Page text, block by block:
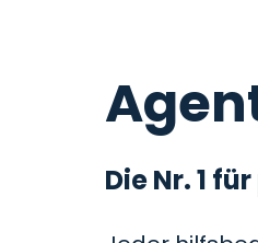
Die Nr. 1